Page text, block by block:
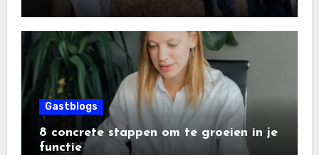
Gastblogs
8 concrete stappen om te groeien in je
functie